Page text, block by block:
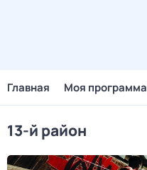
Главная Моя программа
13-й район